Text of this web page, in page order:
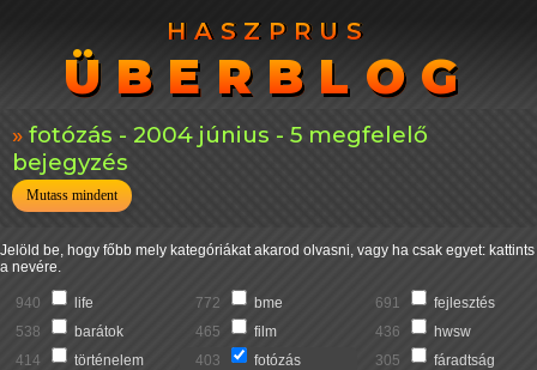
HASZPRUS
ÜBERBLOG
HASZPRUS
ÜBERBLOG
fotózás - 2004 június - 5 megfelelő
bejegyzés
Mutass mindent
Jelöld be, hogy főbb mely kategóriákat akarod olvasni, vagy ha csak egyet: kattints
a nevére.
940 life 772 bme 691
fejlesztés
538
barátok 465 film 436
hwsw
414
történelem 403 fotózás 305
fáradtság